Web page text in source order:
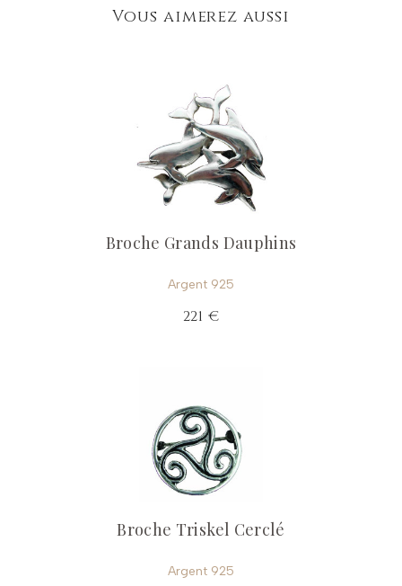
Vous aimerez aussi
Broche Grands Dauphins
Argent 925
221 €
Broche Triskel Cerclé
Argent 925